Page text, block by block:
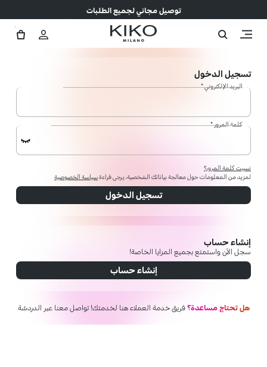
توصيل مجاني لجميع الطلبات
تسجيل الدخول
البريد الإلكتروني *
كلمة المرور *
نسيت كلمة المرور؟
لمزيد من المعلومات حول معالجة بياناتك الشخصية، يرجى قراءةسياسة الخصوصية
تسجيل الدخول
إنشاء حساب
سجل الآن واستمتع بجميع المزايا الخاصة!
إنشاء حساب
هل تحتاج مساعدة؟فريق خدمة العملاء هنا لخدمتك! تواصل معنا عبر الدردشة